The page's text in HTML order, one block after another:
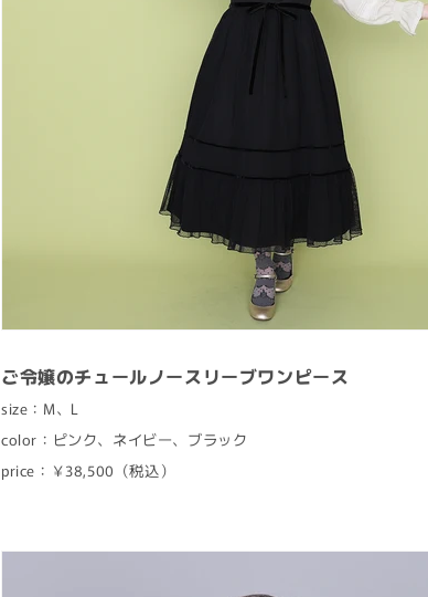
ご令嬢のチュールノースリーブワンピース
size：M、L
color：ピンク、ネイビー、ブラック
price：￥38,500（税込）